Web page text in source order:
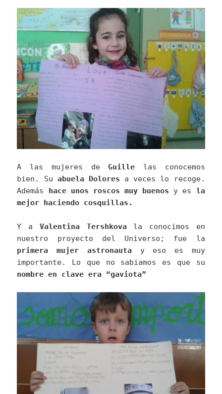
A las mujeres deGuille las conocemos
bien. Su abuela Dolores a veces lo recoge.
Además hace unos roscos muy buenos y es la
mejor haciendo cosquillas.
Y a Valentina Tershkova la conocimos en
nuestro proyecto del Universo; fue la
primera mujer astronauta y eso es muy
importante. Lo que no sabiamos es que su
nombre en clave era “gaviota”